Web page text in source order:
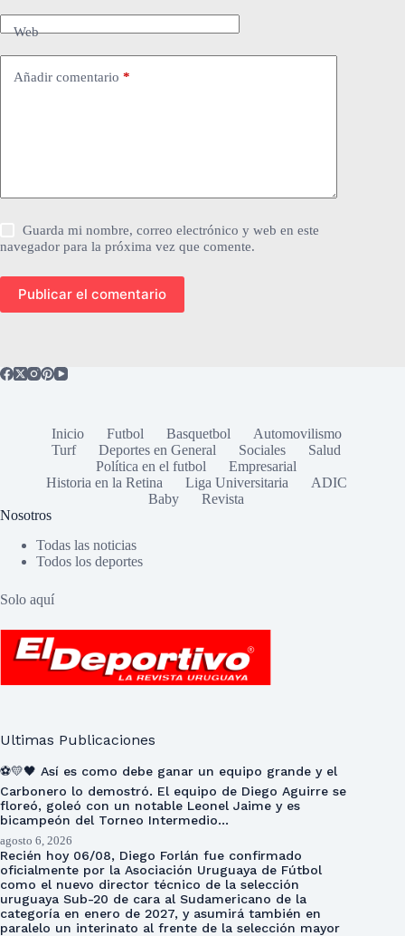
Web
Añadir comentario *
Guarda mi nombre, correo electrónico y web en este
navegador para la próxima vez que comente.
Publicar el comentario
Inicio Futbol Basquetbol
Automovilismo
Turf
Deportes en General Sociales
Salud
Política en el futbol
Empresarial
Historia en la Retina
Liga Universitaria
ADIC
Baby
Revista
Nosotros
Todas las noticias
Todos los deportes
Solo aquí
Ultimas Publicaciones
⚽💛🖤 Así es como debe ganar un equipo grande y el
Carbonero lo demostró. El equipo de Diego Aguirre se
floreó, goleó con un notable Leonel Jaime y es
bicampeón del Torneo Intermedio…
agosto 6, 2026
Recién hoy 06/08, Diego Forlán fue confirmado
oficialmente por la Asociación Uruguaya de Fútbol
como el nuevo director técnico de la selección
uruguaya Sub-20 de cara al Sudamericano de la
categoría en enero de 2027, y asumirá también en
paralelo un interinato al frente de la selección mayor